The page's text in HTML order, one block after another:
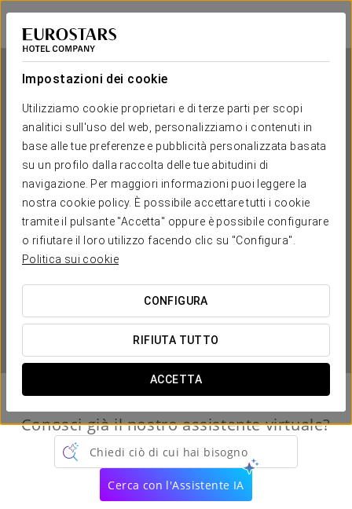
Impostazioni dei cookie
Utilizziamo cookie proprietari e di terze parti per scopi
analitici sull'uso del web, personalizziamo i contenuti in
base alle tue preferenze e pubblicità personalizzata basata
su un profilo dalla raccolta delle tue abitudini di
navigazione. Per maggiori informazioni puoi leggere la
nostra cookie policy. È possibile accettare tutti i cookie
tramite il pulsante "Accetta" oppure è possibile configurare
o rifiutare il loro utilizzo facendo clic su "Configura".
Politica sui cookie
CONFIGURA
RIFIUTA TUTTO
ACCETTA
Eurostars Monumental
BARCELLONA
Eurostars Monumental
BARCELLONA
QUANDO VUOI ANDARE?
Conosci già il nostro assistente virtuale?
Chiedi ciò di cui hai bisogno
Cerca con l'Assistente IA